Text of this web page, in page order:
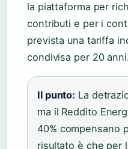
la piattaforma per
contributi e per i
prevista una tariffa
condivisa per 20
Il punto: La
ma il Reddito
40% compensano
risultato è che per